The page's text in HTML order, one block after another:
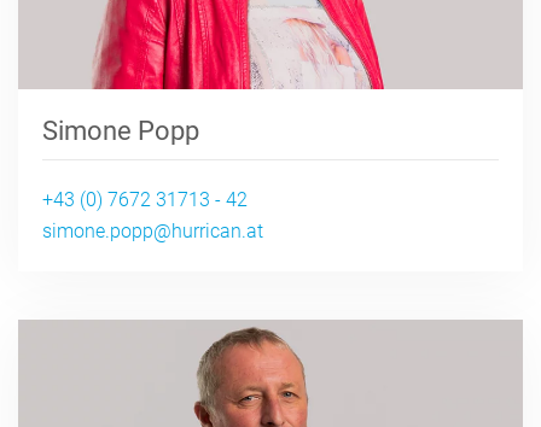
Simone Popp
+43 (0) 7672 31713 - 42
simone.popp@hurrican.at